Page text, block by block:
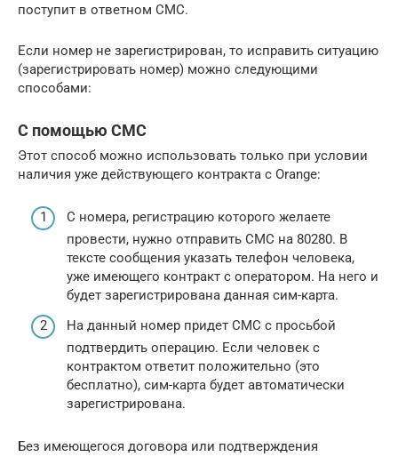
поступит в ответном СМС.
Если номер не зарегистрирован, то исправить ситуацию
(зарегистрировать номер) можно следующими
способами:
С помощью СМС
Этот способ можно использовать только при условии
наличия уже действующего контракта с Orange:
С номера, регистрацию которого желаете
провести, нужно отправить СМС на 80280. В
тексте сообщения указать телефон человека,
уже имеющего контракт с оператором. На него и
будет зарегистрирована данная сим-карта.
На данный номер придет СМС с просьбой
подтвердить операцию. Если человек с
контрактом ответит положительно (это
бесплатно), сим-карта будет автоматически
зарегистрирована.
Без имеющегося договора или подтверждения